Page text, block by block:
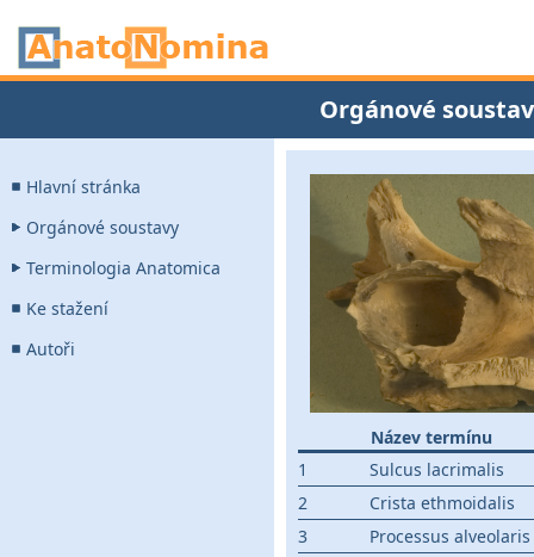
Orgánové
Hlavní stránka
Orgánové soustavy
Terminologia Anatomica
Ke stažení
Autoři
Název termínu
1
Sulcus lacrimalis
2
Crista ethmoidalis
3
Processus alveolaris